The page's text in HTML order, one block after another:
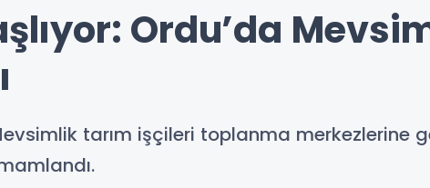
Ordu’da
tarım işçileri toplanma merkezlerine